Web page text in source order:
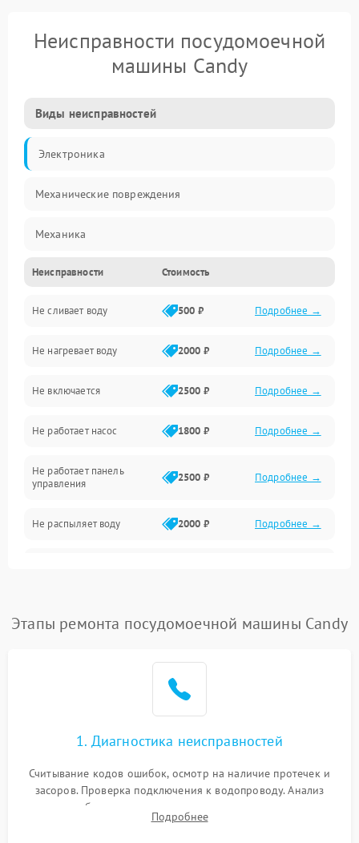
Неисправности посудомоечной
машины Candy
Виды неисправностей
Электроника
Механические повреждения
Механика
Управление
Электропитание
Датчики
Нагрев
Вода
Гигиена
Программное обеспечение
Неисправности Стоимость
Не сливает воду 500 ₽ Подробнее →
Не нагревает воду 2000 ₽ Подробнее →
Не включается 2500 ₽ Подробнее →
Не работает насос 1800 ₽ Подробнее →
Не работает панель
управления
2500 ₽ Подробнее →
Не распыляет воду 2000 ₽ Подробнее →
воды
1800 ₽ Подробнее →
Проблемы с
Этапы ремонта посудомоечной машины Candy
1. Диагностика неисправностей
Считывание кодов ошибок, осмотр на наличие протечек и
засоров. Проверка подключения к водопроводу. Анализ
жалоб на отсутствие слива, нагрева, вращения
разбрызгивателей или срабатывание системы защиты
Подробнее